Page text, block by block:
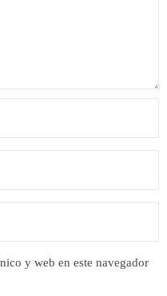
y web en este navegador